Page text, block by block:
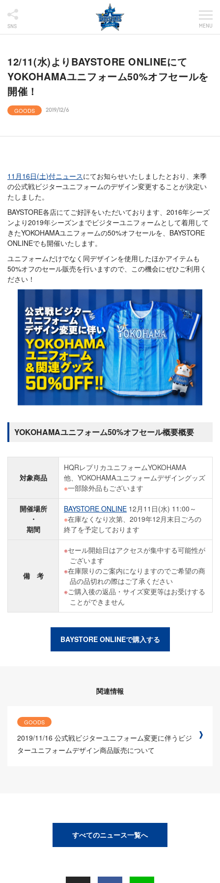
SNS MENU
12/11(水)よりBAYSTORE ONLINEにて
YOKOHAMAユニフォーム50%オフセールを
開催！
GOODS 2019/12/6
11月16日(土)付ニュースにてお知らせいたしましたとおり、来季
の公式戦ビジターユニフォームのデザイン変更することが決定い
たしました。
BAYSTORE各店にてご好評をいただいております、2016年シーズ
ンより2019年シーズンまでビジターユニフォームとして着用して
きたYOKOHAMAユニフォームの50%オフセールを、BAYSTORE
ONLINEでも開催いたします。
ユニフォームだけでなく同デザインを使用したほかアイテムも
50%オフのセール販売を行いますので、この機会にぜひご利用く
ださい！
YOKOHAMAユニフォーム50%オフセール概要概要
対象商品
HQRレプリカユニフォームYOKOHAMA
他、YOKOHAMAユニフォームデザイングッズ
※一部除外品もございます
開催場所
・
期間
BAYSTORE ONLINE 12月11日(水) 11:00～
※在庫なくなり次第、2019年12月末日ごろの
終了を予定しております
備 考
セール開始日はアクセスが集中する可能性が
ございます
在庫限りのご案内になりますのでご希望の商
品の品切れの際はご了承ください
ご購入後の返品・サイズ変更等はお受けする
ことができません
BAYSTORE ONLINEで購入する
関連情報
GOODS
2019/11/16 公式戦ビジターユニフォーム変更に伴うビジ
ターユニフォームデザイン商品販売について
すべてのニュース一覧へ